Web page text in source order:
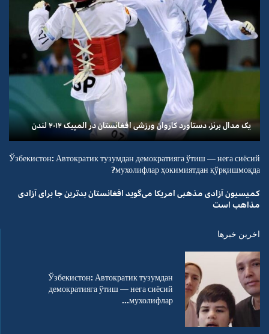
یک مدال برنز، دستاورد کاروان ورزشی افغانستان در المپیک ۲۰۱۲ لندن
Ўзбекистон: Автократик тузумдан демократияга ўтиш — нега сиёсий
мухолифлар ҳокимиятдан қўрқишмоқда?
کمیسیون آزادی مذهبی امریکا می‌گوید افغانستان بدترین جا برای آزادی
مذاهب است
اخرین خبرها
Ўзбекистон: Автократик тузумдан
демократияга ўтиш — нега сиёсий
мухолифлар...